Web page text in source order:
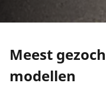
Meest
modellen